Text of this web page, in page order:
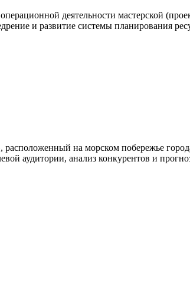
деятельности мастерской
и развитие системы планирования
на морском побережье
аудитории, анализ конкурентов и